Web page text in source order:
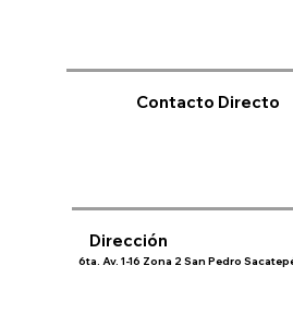
Contacto Directo
Dirección
6ta. Av. 1-16 Zona 2 San Pedro